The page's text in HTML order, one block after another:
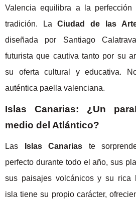
Valencia equilibra a la
tradición. LaCiudad de las
diseñada por Santiago
futurista que cautiva tanto por su
su oferta cultural y educativa.
auténtica paella valenciana.
Islas Canarias: ¿Un
medio del Atlántico?
Las Islas Canarias te
perfecto durante todo el año, sus
sus paisajes volcánicos y su rica
isla tiene su propio carácter,